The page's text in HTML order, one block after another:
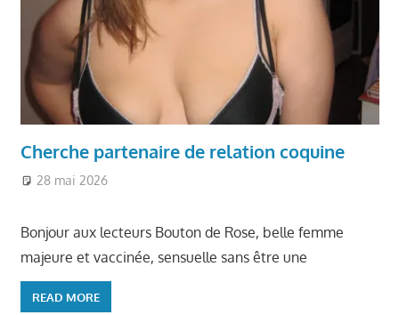
Cherche partenaire de relation coquine
28 mai 2026
Bonjour aux lecteurs Bouton de Rose, belle femme
majeure et vaccinée, sensuelle sans être une
READ MORE